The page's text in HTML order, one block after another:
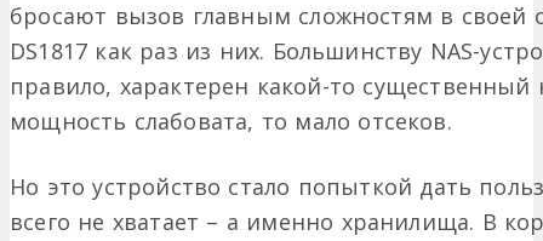
бросают вызов главным сложностям в своей
DS1817 как раз из них. Большинству NAS-
правило, характерен какой-то существенный
мощность слабовата, то мало отсеков.
Но это устройство стало попыткой дать
всего не хватает – а именно хранилища. В